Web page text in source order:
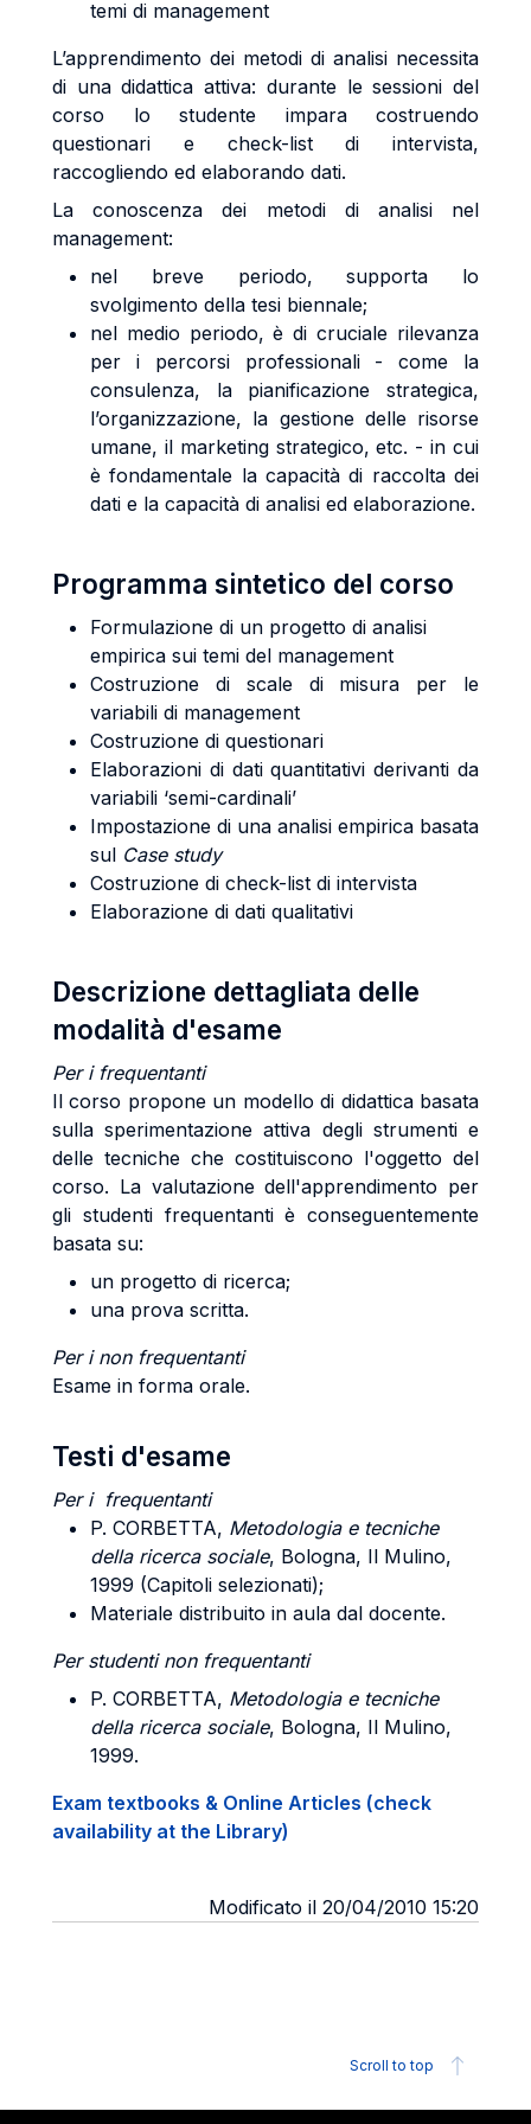
temi di management
L’apprendimento dei metodi di analisi necessita
di una didattica attiva: durante le sessioni del
corso lo studente impara costruendo
questionari e check-list di intervista,
raccogliendo ed elaborando dati.
La conoscenza dei metodi di analisi nel
management:
nel breve periodo, supporta lo
svolgimento della tesi biennale;
nel medio periodo, è di cruciale rilevanza
per i percorsi professionali - come la
consulenza, la pianificazione strategica,
l’organizzazione, la gestione delle risorse
umane, il marketing strategico, etc. - in cui
è fondamentale la capacità di raccolta dei
dati e la capacità di analisi ed elaborazione.
Programma sintetico del corso
Formulazione di un progetto di analisi
empirica sui temi del management
Costruzione di scale di misura per le
variabili di management
Costruzione di questionari
Elaborazioni di dati quantitativi derivanti da
variabili ‘semi-cardinali’
Impostazione di una analisi empirica basata
sul Case study
Costruzione di check-list di intervista
Elaborazione di dati qualitativi
Descrizione dettagliata delle
modalità d'esame
Per i frequentanti
Il corso propone un modello di didattica basata
sulla sperimentazione attiva degli strumenti e
delle tecniche che costituiscono l'oggetto del
corso. La valutazione dell'apprendimento per
gli studenti frequentanti è conseguentemente
basata su:
un progetto di ricerca;
una prova scritta.
Per i non frequentanti
Esame in forma orale.
Testi d'esame
Per i frequentanti
P. CORBETTA, Metodologia e tecniche
della ricerca sociale, Bologna, Il Mulino,
1999 (Capitoli selezionati);
Materiale distribuito in aula dal docente.
Per studenti non frequentanti
P. CORBETTA, Metodologia e tecniche
della ricerca sociale, Bologna, Il Mulino,
1999.
Exam textbooks & Online Articles (check
availability at the Library)
Modificato il 20/04/2010 15:20
Scroll to top